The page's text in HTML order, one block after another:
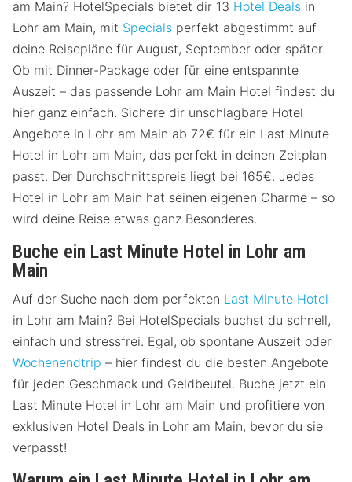
am Main? HotelSpecials bietet dir 13 Hotel Deals in
Lohr am Main, mit Specials perfekt abgestimmt auf
deine Reisepläne für August, September oder später.
Ob mit Dinner-Package oder für eine entspannte
Auszeit – das passende Lohr am Main Hotel findest du
hier ganz einfach. Sichere dir unschlagbare Hotel
Angebote in Lohr am Main ab 72€ für ein Last Minute
Hotel in Lohr am Main, das perfekt in deinen Zeitplan
passt. Der Durchschnittspreis liegt bei 165€. Jedes
Hotel in Lohr am Main hat seinen eigenen Charme – so
wird deine Reise etwas ganz Besonderes.
Buche ein Last Minute Hotel in Lohr am
Main
Auf der Suche nach dem perfekten Last Minute Hotel
in Lohr am Main? Bei HotelSpecials buchst du schnell,
einfach und stressfrei. Egal, ob spontane Auszeit oder
Wochenendtrip – hier findest du die besten Angebote
für jeden Geschmack und Geldbeutel. Buche jetzt ein
Last Minute Hotel in Lohr am Main und profitiere von
exklusiven Hotel Deals in Lohr am Main, bevor du sie
verpasst!